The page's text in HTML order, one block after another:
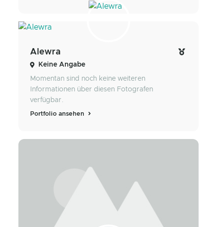
Alewra
Keine Angabe
Momentan sind noch keine weiteren
Informationen über diesen Fotografen
verfügbar.
Portfolio ansehen